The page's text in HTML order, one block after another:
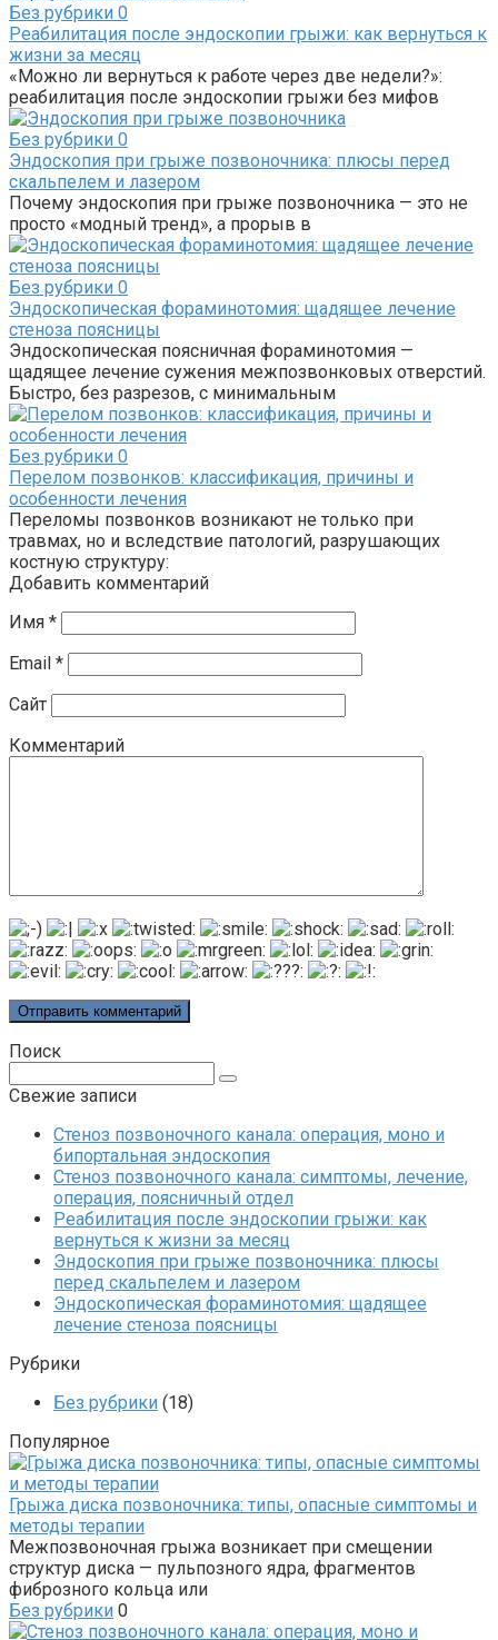
Без рубрики 0
Реабилитация после эндоскопии грыжи: как вернуться к
жизни за месяц
«Можно ли вернуться к работе через две недели?»:
реабилитация после эндоскопии грыжи без мифов
Без рубрики 0
Эндоскопия при грыже позвоночника: плюсы перед
скальпелем и лазером
Почему эндоскопия при грыже позвоночника — это не
просто «модный тренд», а прорыв в
Без рубрики 0
Эндоскопическая фораминотомия: щадящее лечение
стеноза поясницы
Эндоскопическая поясничная фораминотомия —
щадящее лечение сужения межпозвонковых отверстий.
Быстро, без разрезов, с минимальным
Без рубрики 0
Перелом позвонков: классификация, причины и
особенности лечения
Переломы позвонков возникают не только при
травмах, но и вследствие патологий, разрушающих
костную структуру:
Добавить комментарий
Имя *
Email *
Сайт
Комментарий
Поиск
Свежие записи
Стеноз позвоночного канала: операция, моно и
бипортальная эндоскопия
Стеноз позвоночного канала: симптомы, лечение,
операция, поясничный отдел
Реабилитация после эндоскопии грыжи: как
вернуться к жизни за месяц
Эндоскопия при грыже позвоночника: плюсы
перед скальпелем и лазером
Эндоскопическая фораминотомия: щадящее
лечение стеноза поясницы
Рубрики
Без рубрики (18)
Популярное
Грыжа диска позвоночника: типы, опасные симптомы и
методы терапии
Межпозвоночная грыжа возникает при смещении
структур диска — пульпозного ядра, фрагментов
фиброзного кольца или
Без рубрики 0